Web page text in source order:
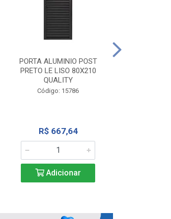
PORTA ALUMINIO POST
PRETO LE LISO 80X210
QUALITY
Código: 15786
R$ 667,64
Adicionar